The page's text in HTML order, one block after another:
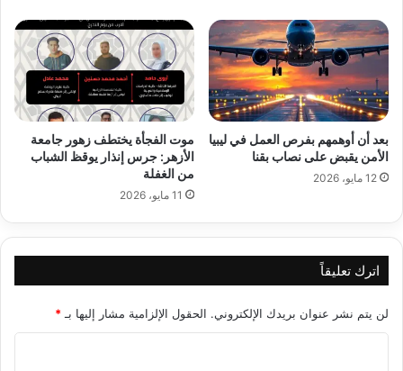
بعد أن أوهمهم بفرص العمل في ليبيا
الأمن يقبض على نصاب بقنا
12 مايو، 2026
موت الفجأة يختطف زهور جامعة
الأزهر: جرس إنذار يوقظ الشباب
من الغفلة
11 مايو، 2026
اترك تعليقاً
لن يتم نشر عنوان بريدك الإلكتروني. الحقول الإلزامية مشار إليها بـ *